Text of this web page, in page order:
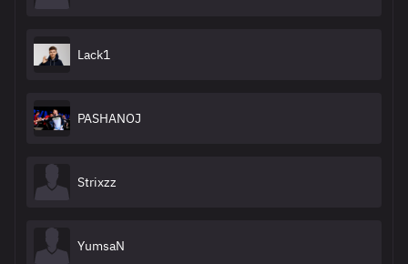
Lack1
PASHANOJ
Strixzz
YumsaN